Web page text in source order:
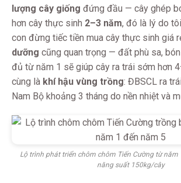
lượng cây giống đứng đầu — cây ghép
hơn cây thực sinh 2–3 năm, đó là lý do
con đừng tiếc tiền mua cây thực sinh giá
dưỡng cũng quan trọng — đất phù sa,
đủ từ năm 1 sẽ giúp cây ra trái sớm hơn
cùng là khí hậu vùng trồng: ĐBSCL ra
Nam Bộ khoảng 3 tháng do nền nhiệt và
Lộ trình phát triển chôm chôm Tiến Cường từ
năng suất 150kg/cây